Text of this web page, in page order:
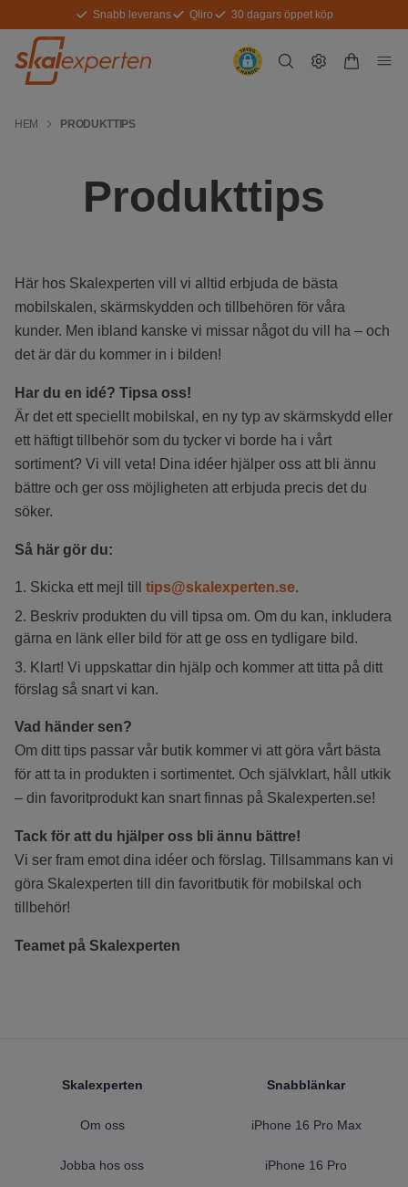
Snabb leverans Qliro 30 dagars öppet köp
HEM PRODUKTTIPS
Produkttips
Här hos Skalexperten vill vi alltid erbjuda de bästa
mobilskalen, skärmskydden och tillbehören för våra
kunder. Men ibland kanske vi missar något du vill ha – och
det är där du kommer in i bilden!
Har du en idé? Tipsa oss!
Är det ett speciellt mobilskal, en ny typ av skärmskydd eller
ett häftigt tillbehör som du tycker vi borde ha i vårt
sortiment? Vi vill veta! Dina idéer hjälper oss att bli ännu
bättre och ger oss möjligheten att erbjuda precis det du
söker.
Så här gör du:
Skicka ett mejl till tips@skalexperten.se.
Beskriv produkten du vill tipsa om. Om du kan, inkludera
gärna en länk eller bild för att ge oss en tydligare bild.
Klart! Vi uppskattar din hjälp och kommer att titta på ditt
förslag så snart vi kan.
Vad händer sen?
Om ditt tips passar vår butik kommer vi att göra vårt bästa
för att ta in produkten i sortimentet. Och självklart, håll utkik
– din favoritprodukt kan snart finnas på Skalexperten.se!
Tack för att du hjälper oss bli ännu bättre!
Vi ser fram emot dina idéer och förslag. Tillsammans kan vi
göra Skalexperten till din favoritbutik för mobilskal och
tillbehör!
Teamet på Skalexperten
Skalexperten
Om oss
Jobba hos oss
Snabblänkar
iPhone 16 Pro Max
iPhone 16 Pro